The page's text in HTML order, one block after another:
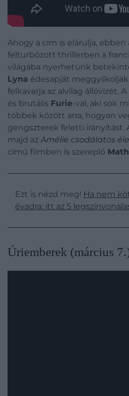
Ahogy a cím is elárulja,
felturbózott thrillerben a
világába nyerhetünk
Lyna édesapját
felkavarja az alvilág állóvizét.
és brutális Furie-val, aki sok
többek között arra, hogyan
gengszterek feletti irányítást.
majd azAmélie csodálatos
című filmben is szereplő
Ezt is nézd meg! Ha nem
évadra: itt az 5
Úriemberek (március